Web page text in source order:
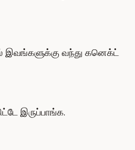
இவங்களுக்கு வந்து கனெக்ட்
இருப்பாங்க.